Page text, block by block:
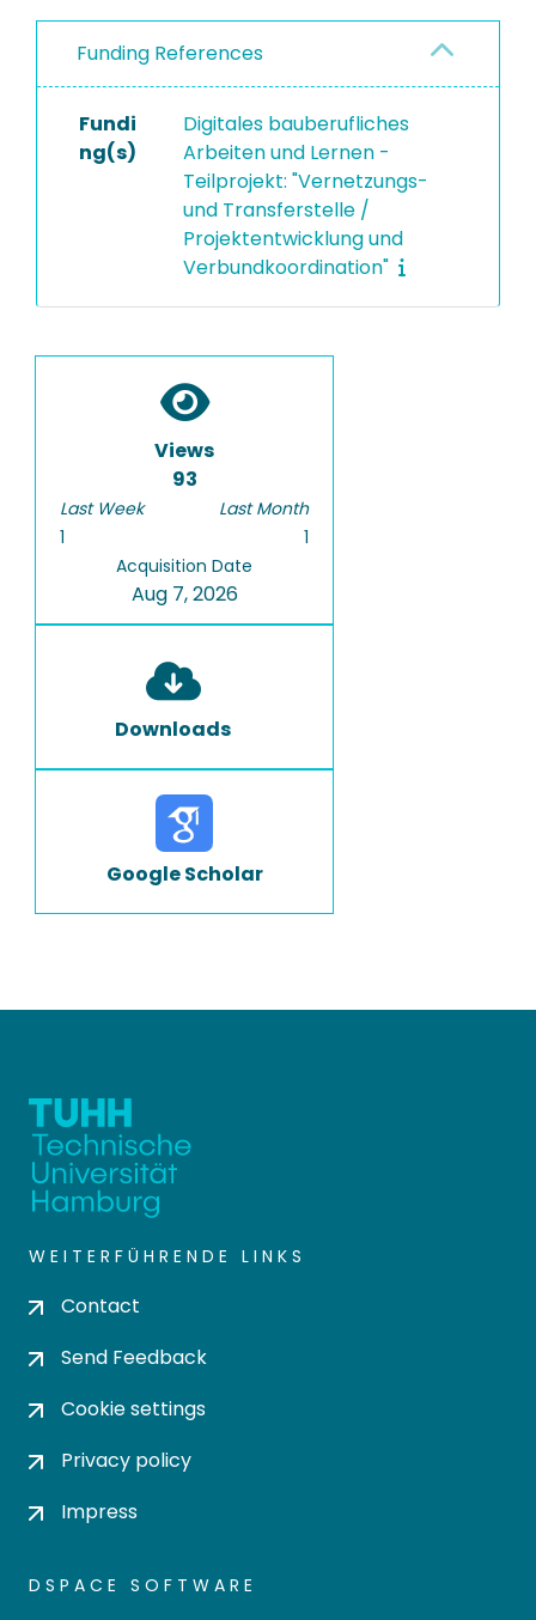
Funding References
Fundi
ng(s)
Digitales bauberufliches
Arbeiten und Lernen -
Teilprojekt: "Vernetzungs-
und Transferstelle /
Projektentwicklung und
Verbundkoordination"
Views
93
Last Week
1
Last Month
1
Acquisition Date
Aug 7, 2026
Downloads
Google Scholar
WEITERFÜHRENDE LINKS
Contact
Send Feedback
Cookie settings
Privacy policy
Impress
DSPACE SOFTWARE